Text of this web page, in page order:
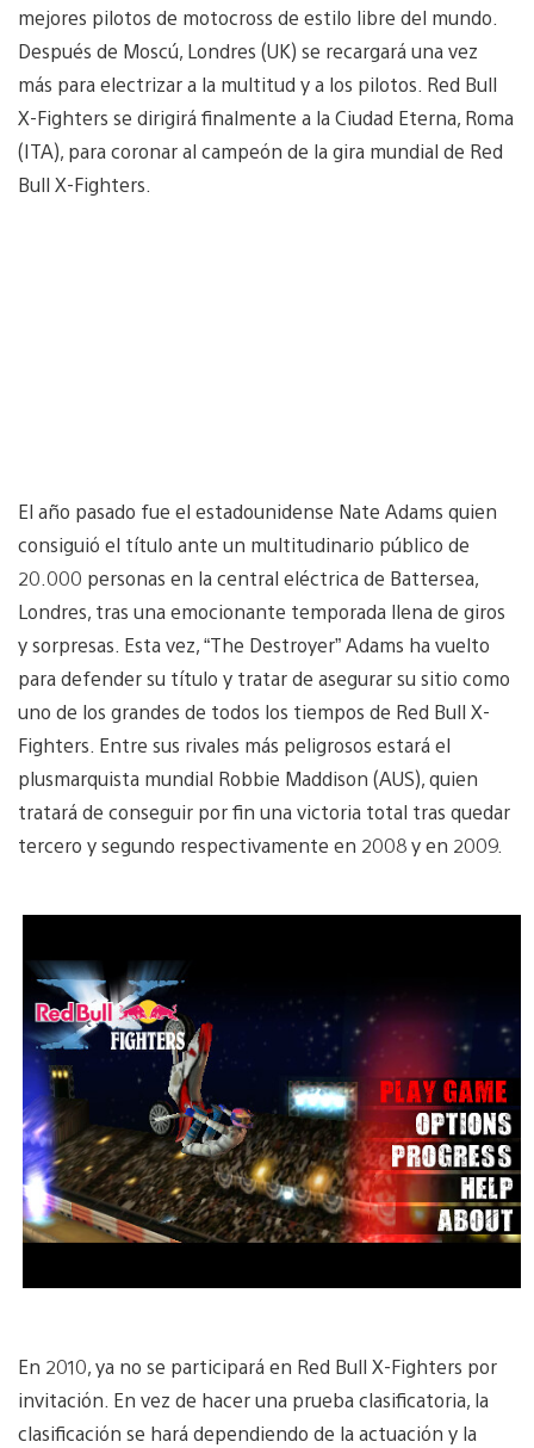
mejores pilotos de motocross de estilo libre del mundo.
Después de Moscú, Londres (UK) se recargará una vez
más para electrizar a la multitud y a los pilotos. Red Bull
X-Fighters se dirigirá finalmente a la Ciudad Eterna, Roma
(ITA), para coronar al campeón de la gira mundial de Red
Bull X-Fighters.
El año pasado fue el estadounidense Nate Adams quien
consiguió el título ante un multitudinario público de
20.000 personas en la central eléctrica de Battersea,
Londres, tras una emocionante temporada llena de giros
y sorpresas. Esta vez, “The Destroyer” Adams ha vuelto
para defender su título y tratar de asegurar su sitio como
uno de los grandes de todos los tiempos de Red Bull X-
Fighters. Entre sus rivales más peligrosos estará el
plusmarquista mundial Robbie Maddison (AUS), quien
tratará de conseguir por fin una victoria total tras quedar
tercero y segundo respectivamente en 2008 y en 2009.
En 2010, ya no se participará en Red Bull X-Fighters por
invitación. En vez de hacer una prueba clasificatoria, la
clasificación se hará dependiendo de la actuación y la